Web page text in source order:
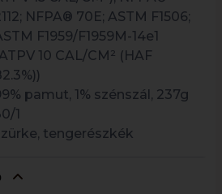
NFPA® 70E; ASTM F1506;
F1959/F1959M-14e1
10 CAL/CM² (HAF
pamut, 1% szénszál, 237g
1
tengerészkék